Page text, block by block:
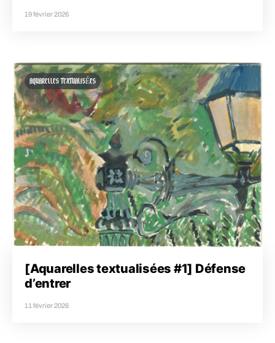
19 février 2026
AQUARELLES TEXTUALISÉES
[Aquarelles textualisées #1] Défense
d’entrer
11 février 2026